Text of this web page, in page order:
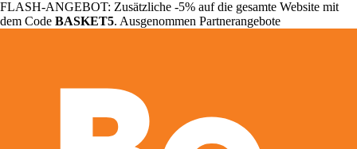
FLASH-ANGEBOT: Zusätzliche -5% auf die gesamte Website mit
dem Code BASKET5. Ausgenommen Partnerangebote